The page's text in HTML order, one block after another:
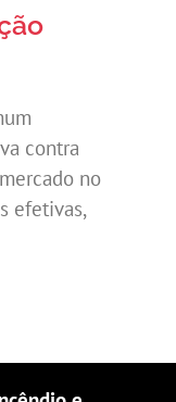
contra
no
efetivas,